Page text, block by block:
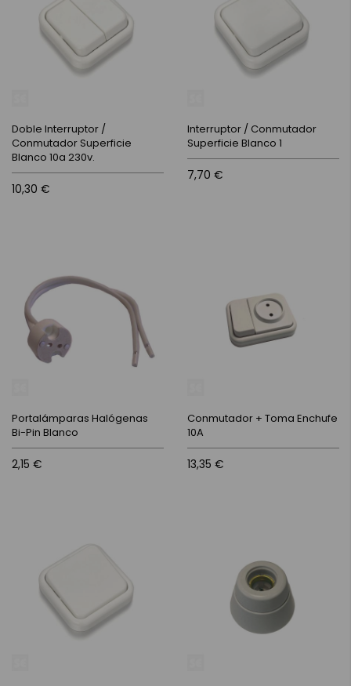
Doble Interruptor /
Conmutador Superficie
Blanco 10a 230v.
10,30 €
Interruptor / Conmutador
Superficie Blanco 1
7,70 €
Portalámparas Halógenas
Bi-Pin Blanco
2,15 €
Conmutador + Toma Enchufe
10A
13,35 €